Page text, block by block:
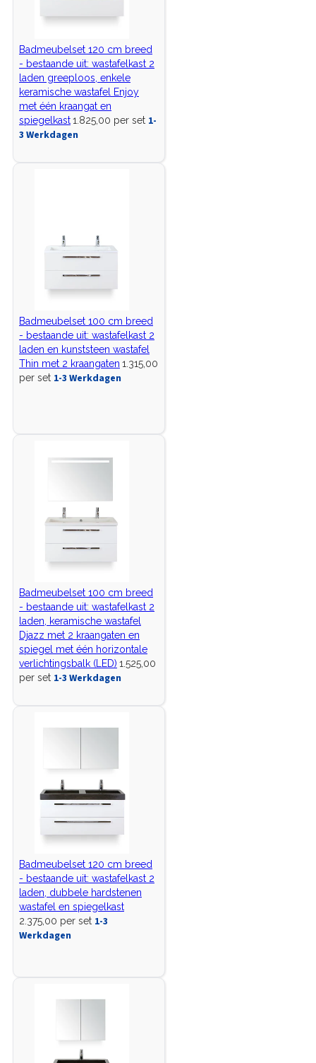
Badmeubelset 120 cm breed
- bestaande uit: wastafelkast 2
laden greeploos, enkele
keramische wastafel Enjoy
met één kraangat en
spiegelkast1.825,00 per set 1-
3 Werkdagen
Badmeubelset 100 cm breed
- bestaande uit: wastafelkast 2
laden en kunststeen wastafel
Thin met 2 kraangaten 1.315,00
per set 1-3 Werkdagen
Badmeubelset 100 cm breed
- bestaande uit: wastafelkast 2
laden, keramische wastafel
Djazz met 2 kraangaten en
spiegel met één horizontale
verlichtingsbalk (LED) 1.525,00
per set 1-3 Werkdagen
Badmeubelset 120 cm breed
- bestaande uit: wastafelkast 2
laden, dubbele hardstenen
wastafel en spiegelkast
2.375,00 per set 1-3
Werkdagen